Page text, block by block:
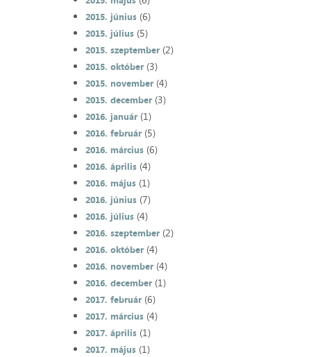
2015. június(6)
2015. július(5)
2015. szeptember(2)
2015. október(3)
2015. november(4)
2015. december(3)
2016. január(1)
2016. február(5)
2016. március(6)
2016. április(4)
2016. május(1)
2016. június(7)
2016. július(4)
2016. szeptember(2)
2016. október(4)
2016. november(4)
2016. december(1)
2017. február(6)
2017. március(4)
2017. április(1)
2017. május(1)